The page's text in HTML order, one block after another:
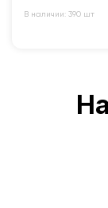
В наличии: 390 шт